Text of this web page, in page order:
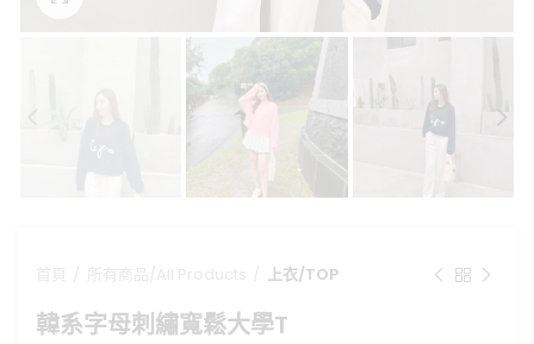
上衣/TOP
韓系字母刺繡寬鬆大學T